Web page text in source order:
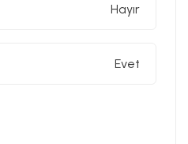
Hayır
Evet